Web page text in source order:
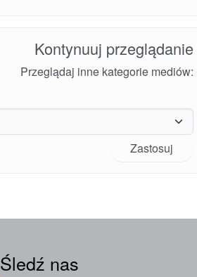
Kontynuuj przeglądanie
Przeglądaj inne kategorie mediów:
Zastosuj
Śledź nas